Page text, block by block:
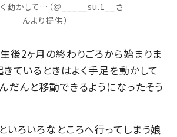
動かして…（＠_____su.1__さ
んより提供）
後2ヶ月の終わりごろから始まりま
きているときはよく手足を動かして
だんと移動できるようになったそう
いろいろなところへ行ってしまう娘